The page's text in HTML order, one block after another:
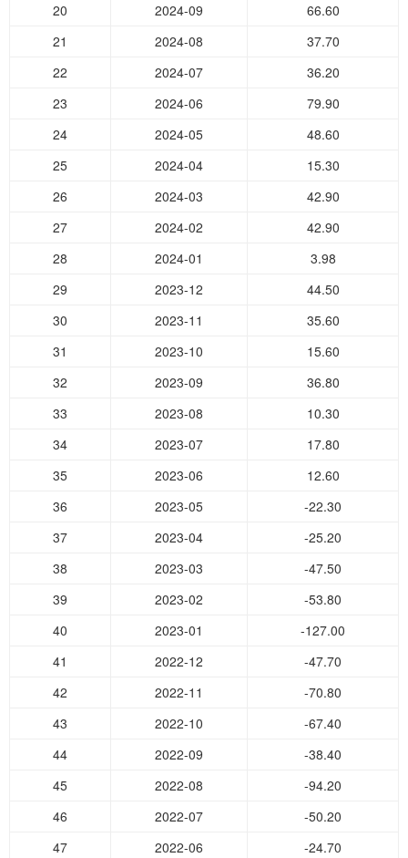
20
2024-09
66.60
21
2024-08
37.70
22
2024-07
36.20
23
2024-06
79.90
24
2024-05
48.60
25
2024-04
15.30
26
2024-03
42.90
27
2024-02
42.90
28
2024-01
3.98
29
2023-12
44.50
30
2023-11
35.60
31
2023-10
15.60
32
2023-09
36.80
33
2023-08
10.30
34
2023-07
17.80
35
2023-06
12.60
36
2023-05
-22.30
37
2023-04
-25.20
38
2023-03
-47.50
39
2023-02
-53.80
40
2023-01
-127.00
41
2022-12
-47.70
42
2022-11
-70.80
43
2022-10
-67.40
44
2022-09
-38.40
45
2022-08
-94.20
46
2022-07
-50.20
47
2022-06 -24.70